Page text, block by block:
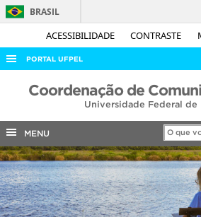
ACESSIBILIDADE CONTRASTE
BRASIL
PORTAL UFPEL
ACESSO À INFORMAÇÃO
COBALTO
CONCURSOS
EDITAIS
INTERNACIONAL
Coordenação de
Universidade Federal de
MENU